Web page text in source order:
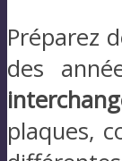
Préparez
des
plaques,